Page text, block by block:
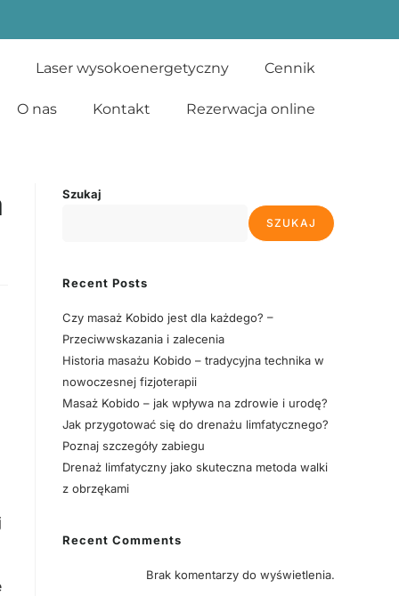
Laser wysokoenergetyczny Cennik
O nas Kontakt Rezerwacja online
Szukaj
SZUKAJ
Recent Posts
Czy masaż Kobido jest dla każdego? –
Przeciwwskazania i zalecenia
Historia masażu Kobido – tradycyjna technika w
nowoczesnej fizjoterapii
Masaż Kobido – jak wpływa na zdrowie i urodę?
Jak przygotować się do drenażu limfatycznego?
Poznaj szczegóły zabiegu
Drenaż limfatyczny jako skuteczna metoda walki
z obrzękami
Recent Comments
Brak komentarzy do wyświetlenia.